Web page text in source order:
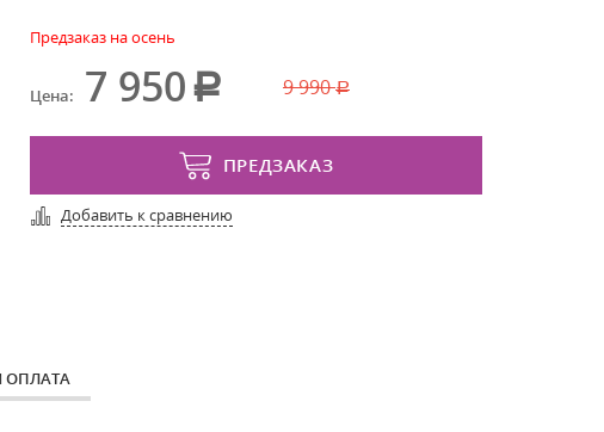
Предзаказ на осень
Цена: 7 950 9 990
ПРЕДЗАКАЗ
Добавить к сравнению
ОПЛАТА